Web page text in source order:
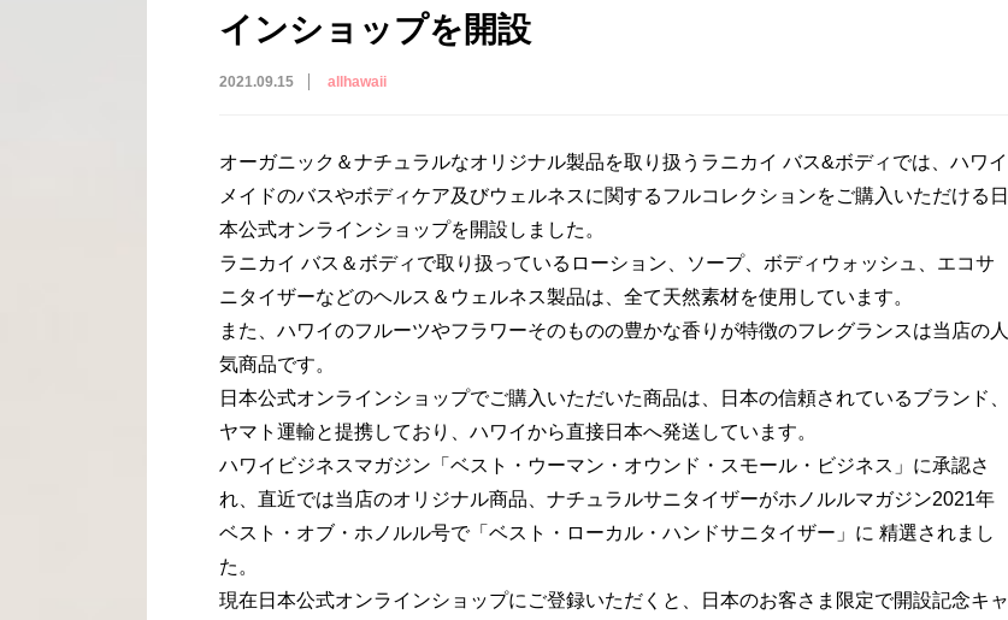
インショップを開設
2021.09.15 allhawaii
オーガニック＆ナチュラルなオリジナル製品を取り扱うラニカイ バス&ボディでは、ハワイ
メイドのバスやボディケア及びウェルネスに関するフルコレクションをご購入いただける日
本公式オンラインショップを開設しました。
ラニカイ バス＆ボディで取り扱っているローション、ソープ、ボディウォッシュ、エコサ
ニタイザーなどのヘルス＆ウェルネス製品は、全て天然素材を使用しています。
また、ハワイのフルーツやフラワーそのものの豊かな香りが特徴のフレグランスは当店の人
気商品です。
日本公式オンラインショップでご購入いただいた商品は、日本の信頼されているブランド、
ヤマト運輸と提携しており、ハワイから直接日本へ発送しています。
ハワイビジネスマガジン「ベスト・ウーマン・オウンド・スモール・ビジネス」に承認さ
れ、直近では当店のオリジナル商品、ナチュラルサニタイザーがホノルルマガジン2021年
ベスト・オブ・ホノルル号で「ベスト・ローカル・ハンドサニタイザー」に 精選されまし
た。
現在日本公式オンラインショップにご登録いただくと、日本のお客さま限定で開設記念キャ